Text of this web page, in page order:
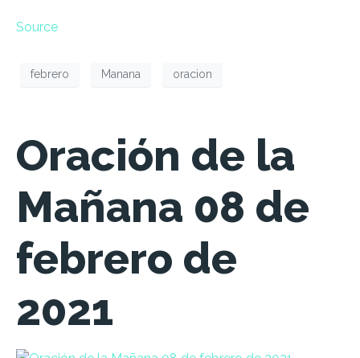
Source
febrero Manana oracion
Oración de la
Mañana 08 de
febrero de
2021